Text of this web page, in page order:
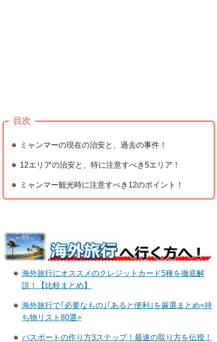
目次
ミャンマーの現在の治安と、過去の事件！
12エリアの治安と、特に注意すべき5エリア！
ミャンマー観光時に注意すべき12のポイント！
海外旅行にオススメのクレジットカード5種を徹底解
説！【比較まとめ】
海外旅行で｢必要なもの｣｢あると便利｣を厳選まとめ<持
ち物リスト80選>
パスポートの作り方3ステップ！最速の取り方を伝授！